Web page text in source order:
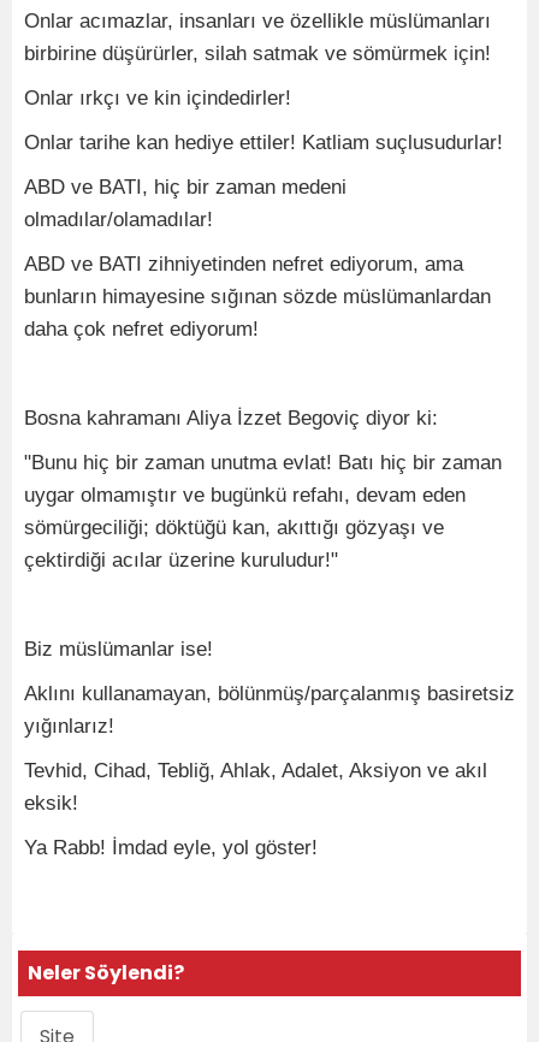
Onlar acımazlar, insanları ve özellikle müslümanları
birbirine düşürürler, silah satmak ve sömürmek için!
Onlar ırkçı ve kin içindedirler!
Onlar tarihe kan hediye ettiler! Katliam suçlusudurlar!
ABD ve BATI, hiç bir zaman medeni
olmadılar/olamadılar!
ABD ve BATI zihniyetinden nefret ediyorum, ama
bunların himayesine sığınan sözde müslümanlardan
daha çok nefret ediyorum!
Bosna kahramanı Aliya İzzet Begoviç diyor ki:
"Bunu hiç bir zaman unutma evlat! Batı hiç bir zaman
uygar olmamıştır ve bugünkü refahı, devam eden
sömürgeciliği; döktüğü kan, akıttığı gözyaşı ve
çektirdiği acılar üzerine kuruludur!"
Biz müslümanlar ise!
Aklını kullanamayan, bölünmüş/parçalanmış basiretsiz
yığınlarız!
Tevhid, Cihad, Tebliğ, Ahlak, Adalet, Aksiyon ve akıl
eksik!
Ya Rabb! İmdad eyle, yol göster!
Neler Söylendi?